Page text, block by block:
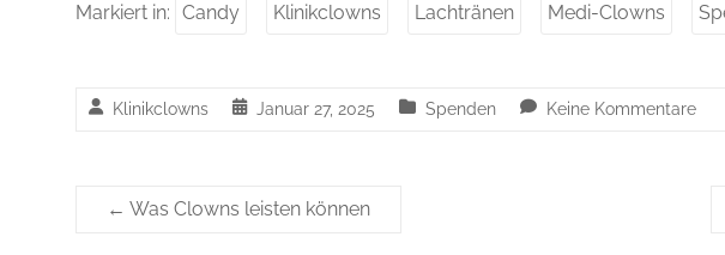
Markiert in: Candy Klinikclowns Lachtränen Medi-Clowns
Klinikclowns Januar 27, 2025 Spenden Keine Kommentare
← Was Clowns leisten können